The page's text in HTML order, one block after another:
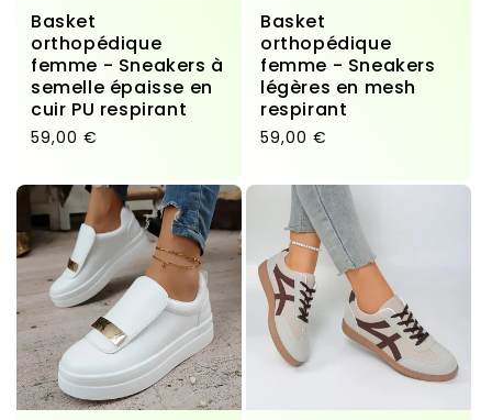
Basket
orthopédique
femme - Sneakers à
semelle épaisse en
cuir PU respirant
Prix habituel
59,00 €
Basket
orthopédique
femme - Sneakers
légères en mesh
respirant
Prix habituel
59,00 €